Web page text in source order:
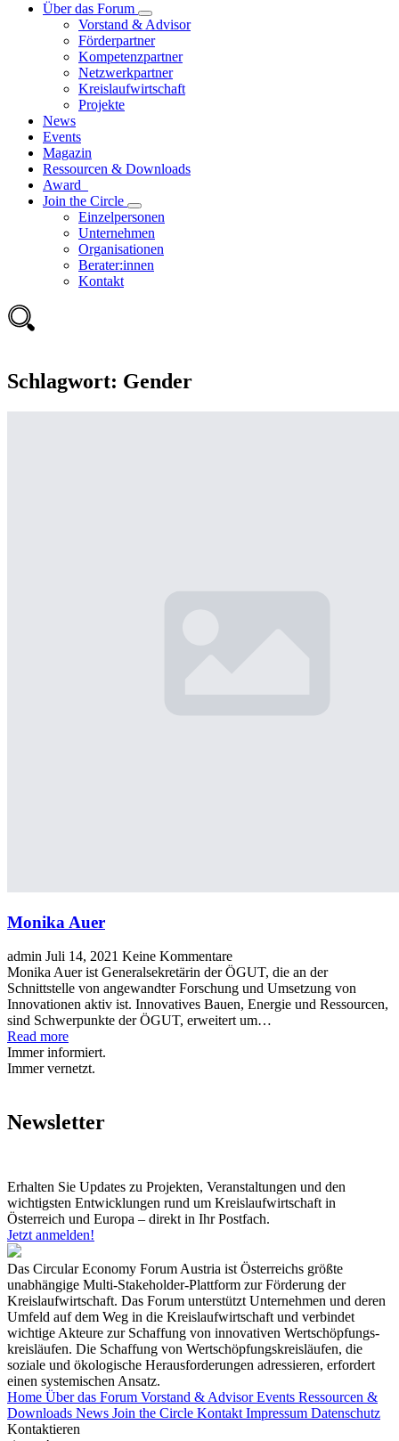
Über das Forum
Vorstand & Advisor
Förderpartner
Kompetenzpartner
Netzwerkpartner
Kreislaufwirtschaft
Projekte
News
Events
Magazin
Ressourcen & Downloads
Award
Join the Circle
Einzelpersonen
Unternehmen
Organisationen
Berater:innen
Kontakt
Schlagwort: Gender
Monika Auer
admin Juli 14, 2021 Keine Kommentare
Monika Auer ist Generalsekretärin der ÖGUT, die an der
Schnittstelle von angewandter Forschung und Umsetzung von
Innovationen aktiv ist. Innovatives Bauen, Energie und Ressourcen,
sind Schwerpunkte der ÖGUT, erweitert um…
Read more
Immer informiert.
Immer vernetzt.
Newsletter
Erhalten Sie Updates zu Projekten, Veranstaltungen und den
wichtigsten Entwicklungen rund um Kreislaufwirtschaft in
Österreich und Europa – direkt in Ihr Postfach.
Jetzt anmelden!
Das Circular Economy Forum Austria ist Österreichs größte
unabhängige Multi-Stakeholder-Plattform zur Förderung der
Kreislaufwirtschaft. Das Forum unterstützt Unternehmen und deren
Umfeld auf dem Weg in die Kreislaufwirtschaft und verbindet
wichtige Akteure zur Schaffung von innovativen Wertschöpfungs-
kreisläufen. Die Schaffung von Wertschöpfungskreisläufen, die
soziale und ökologische Herausforderungen adressieren, erfordert
einen systemischen Ansatz.
Home Über das Forum Vorstand & AdvisorEvents Ressourcen &
Downloads News Join the Circle Kontakt Impressum Datenschutz
Kontaktieren